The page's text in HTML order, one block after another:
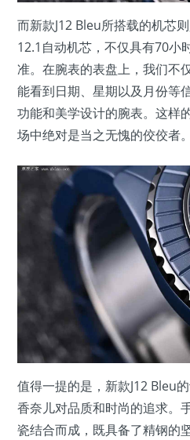
而新款J12 Bleu所搭载的机芯
12.1自动机芯，不仅具有70小
准。在腕表的表盘上，我们不
能看到日期、星期以及月份等
功能和美学设计的腕表。这样
场中绝对是当之无愧的佼佼者。
值得一提的是，新款J12 Bleu
香奈儿对品质和时尚的追求。
瓷结合而成，既具备了精钢的